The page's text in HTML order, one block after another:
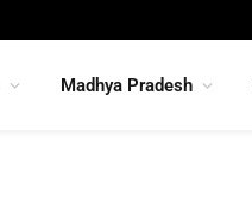
Madhya Pradesh